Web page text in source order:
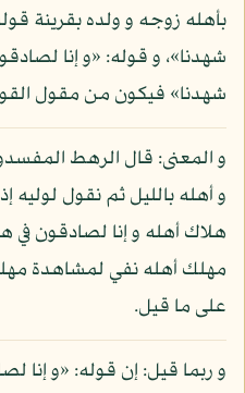
بأهله زوجه و ولده بقرينة
شهدنا»، و قوله: «و إنا
شهدنا» فيكون من مقول
و المعنى: قال الرهط
و أهله بالليل ثم نقول لوليه
هلاك أهله و إنا لصادقون في
مهلك أهله نفي لمشاهدة
على ما قيل.
و ربما قيل: إن قوله: «و